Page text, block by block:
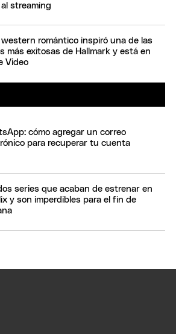
al streaming
western romántico inspiró una de las
más exitosas de Hallmark y está en
Video
cómo agregar un correo
para recuperar tu cuenta
series que acaban de estrenar en
y son imperdibles para el fin de